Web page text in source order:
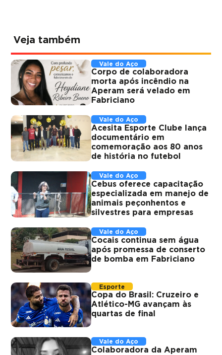
Veja também
Vale do Aço
Corpo de colaboradora
morta após incêndio na
Aperam será velado em
Fabriciano
Vale do Aço
Acesita Esporte Clube lança
documentário em
comemoração aos 80 anos
de história no futebol
Vale do Aço
Cebus oferece capacitação
especializada em manejo de
animais peçonhentos e
silvestres para empresas
Vale do Aço
Cocais continua sem água
após promessa de conserto
de bomba em Fabriciano
Esporte
Copa do Brasil: Cruzeiro e
Atlético-MG avançam às
quartas de final
Vale do Aço
Colaboradora da Aperam